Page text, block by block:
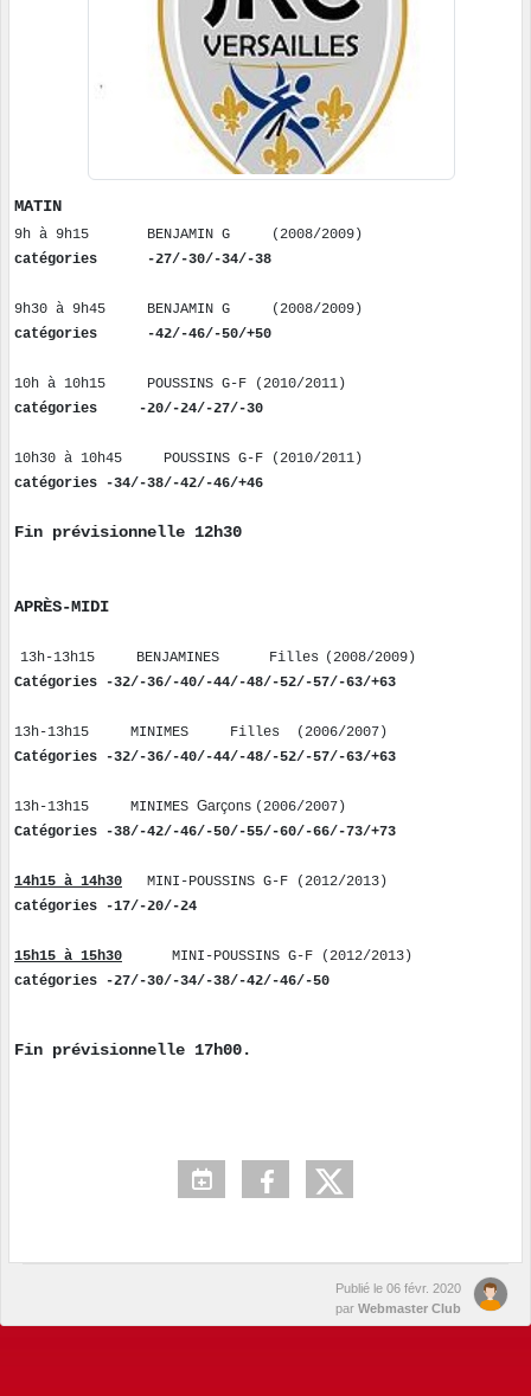
MATIN
9h à 9h15 BENJAMIN G (2008/2009 )
catégories -27/-30/-34/-38
9h30 à 9h45 BENJAMIN G (2008/2009 )
catégories -42/-46/-50/+50
10h à 10h15 POUSSINS G-F (2010/2011 )
catégories -20/-24/-27/-30
10h30 à 10h45 POUSSINS G-F (2010/2011 )
catégories -34/-38/-42/-46/+46
Fin prévisionnelle 12h30
APRÈS-MIDI
13h-13h15 BENJAMINES Filles (2008/2009 )
Catégories
-32/-36/-40/-44/-48/-52/-57/-63/+63
13h-13h15 MINIMES Filles (2006/2007 )
Catégories -32/-36/-40/-44/-48/-52/-57/-63/+63
13h-13h15 MINIMES Garçons (2006/2007 )
Catégories -38/-42/-46/-50/-55/-60/-66/-73/+73
14h15 à 14h30 MINI -POUSSINS G-F (2012/2013 )
catégories
-17/-20/-24
15h15 à 15h30 MINI -POUSSINS G-F (2012/2013 )
catégories -27/-30/ -34/ -38/-42/-46/ -50
Fin prévisionnelle 17h00.
Publié le 06 févr. 2020
par Webmaster Club